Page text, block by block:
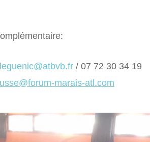
/ 07 72 30 34 19
marais-atl.com